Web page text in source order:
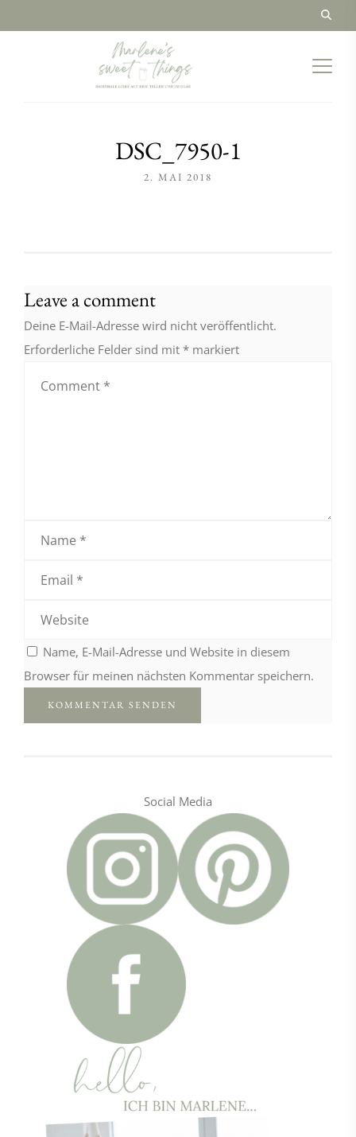
DSC_7950-1
2. MAI 2018
Leave a comment
Deine E-Mail-Adresse wird nicht veröffentlicht.
Erforderliche Felder sind mit * markiert
Name, E-Mail-Adresse und Website in diesem
Browser für meinen nächsten Kommentar speichern.
Social Media